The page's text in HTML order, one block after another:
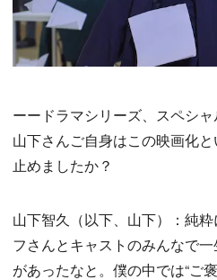
ーードラマシリーズ、スペシャ
山下さんご自身はこの映画化
止めましたか？
山下智久（以下、山下）：純
フさんとキャストのみんなで
があったなと。僕の中では“ご